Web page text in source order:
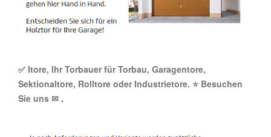
✅ Itore, Ihr Torbauer für Torbau, Garagentore,
Sektionaltore, Rolltore oder Industrietore. ⭐ Besuchen
Sie uns ✉ .